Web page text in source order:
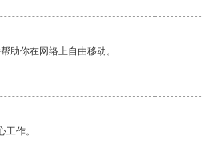
助你在网络上自由移动。
作。